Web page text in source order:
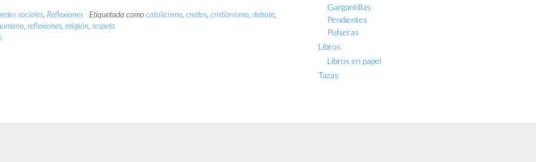
redes sociales, Reflexiones Etiquetada comocatolicismo,credos,cristianismo,debate,
,reflexiones,religión,respeto
Gargantillas
Pendientes
Pulseras
Libros
Libros en papel
Tazas